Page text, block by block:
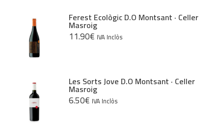
Ferest Ecològic D.O Montsant · Celler
Masroig
11.90€ IVA Inclòs
Les Sorts Jove D.O Montsant · Celler
Masroig
6.50€ IVA Inclòs